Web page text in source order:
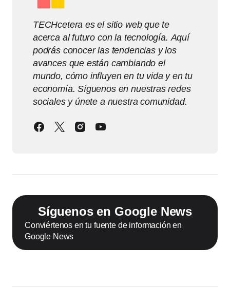
TECHcetera es el sitio web que te
acerca al futuro con la tecnología. Aquí
podrás conocer las tendencias y los
avances que están cambiando el
mundo, cómo influyen en tu vida y en tu
economía. Síguenos en nuestras redes
sociales y únete a nuestra comunidad.
Síguenos en Google News
Conviértenos en tu fuente de información en
Google News